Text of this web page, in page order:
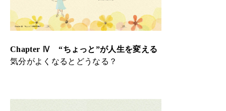
Chapter Ⅳ “ちょっと”が人生を変える
気分がよくなるとどうなる？